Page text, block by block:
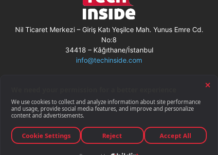
Nil Ticaret Merkezi – Giriş Katı Yeşilce Mah. Yunus Emre Cd.
No:8
34418 – Kâğıthane/İstanbul
info@techinside.com
Gizlilik Bildirimi
RSS
© Techinside.com, İnternet Medyası